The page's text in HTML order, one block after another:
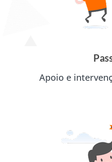
Apoio e